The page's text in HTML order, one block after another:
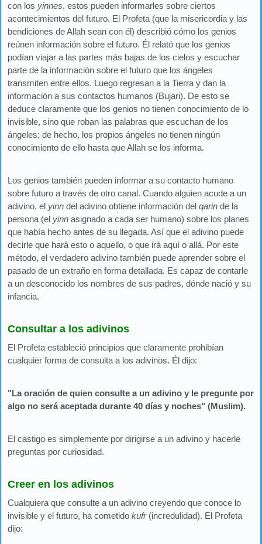
con los yinnes, estos pueden informarles sobre ciertos
acontecimientos del futuro. El Profeta (que la misericordia y las
bendiciones de Allah sean con él) describió cómo los genios
reúnen información sobre el futuro. Él relató que los genios
podían viajar a las partes más bajas de los cielos y escuchar
parte de la información sobre el futuro que los ángeles
transmiten entre ellos. Luego regresan a la Tierra y dan la
información a sus contactos humanos (Bujari). De esto se
deduce claramente que los genios no tienen conocimiento de lo
invisible, sino que roban las palabras que escuchan de los
ángeles; de hecho, los propios ángeles no tienen ningún
conocimiento de ello hasta que Allah se los informa.
Los genios también pueden informar a su contacto humano
sobre futuro a través de otro canal. Cuando alguien acude a un
adivino, el yinn del adivino obtiene información del qarin de la
persona (el yinn asignado a cada ser humano) sobre los planes
que había hecho antes de su llegada. Así que el adivino puede
decirle que hará esto o aquello, o que irá aquí o allá. Por este
método, el verdadero adivino también puede aprender sobre el
pasado de un extraño en forma detallada. Es capaz de contarle
a un desconocido los nombres de sus padres, dónde nació y su
infancia.
Consultar a los adivinos
El Profeta estableció principios que claramente prohibían
cualquier forma de consulta a los adivinos. Él dijo:
"La oración de quien consulte a un adivino y le pregunte por
algo no será aceptada durante 40 días y noches" (Muslim).
El castigo es simplemente por dirigirse a un adivino y hacerle
preguntas por curiosidad.
Creer en los adivinos
Cualquiera que consulte a un adivino creyendo que conoce lo
invisible y el futuro, ha cometido kufr(incredulidad). El Profeta
dijo: